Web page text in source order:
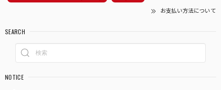
お支払い方法について
SEARCH
NOTICE